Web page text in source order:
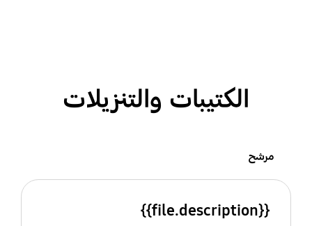
الكتيبات والتنزيلات
مرشح
{{file.description}}